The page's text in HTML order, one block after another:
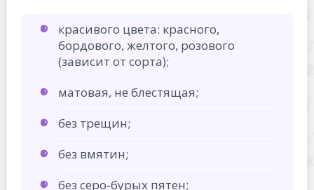
красивого цвета: красного,
бордового, желтого, розового
(зависит от сорта);
матовая, не блестящая;
без трещин;
без вмятин;
без серо-бурых пятен;